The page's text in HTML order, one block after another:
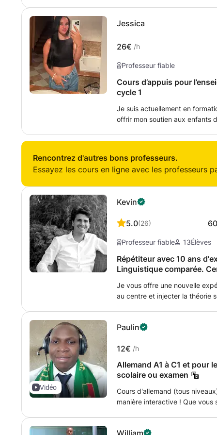
d'interprétation également
au Mexique). Diplôme : BA en
Jessica
26€ /h
Professeur fiable
Cours d’appuis pour
cycle 1
Je suis actuellement en
offrir mon soutien aux enfants
accompagner dans leur
Rencontrez d'autres bons professeurs.
Essayez les cours en ligne avec les professeurs
Kevin
5.0(26)
Professeur fiable 13Élèves
Répétiteur avec 10 ans
Linguistique comparée.
Je vous offre une nouvelle
au centre et injecter la théorie
un état d'esprit positif. Vous
difficulté particulière comme
problème de grammaire.
un processus linéaire
une langue étrangère ce
a deux types d’approches
vous demande de citer
Vidéo
Paulin
12€ /h
Allemand A1 à C1 et pour
scolaire ou examen
Cours d'allemand (tous
manière interactive ! Que
William